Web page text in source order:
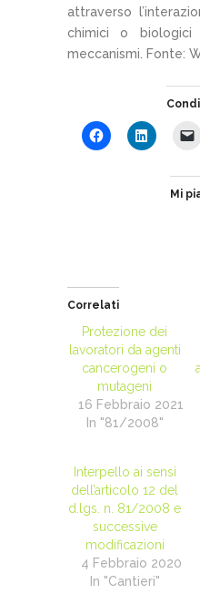
attraverso
chimici o
meccanismi. Fonte:
Mi
Correlati
Protezione dei
lavoratori da agenti
cancerogeni o
mutageni
16 Febbraio 2021
In "81/2008"
Interpello ai sensi
dell’articolo 12 del
d.lgs. n. 81/2008 e
successive
modificazioni
4 Febbraio 2020
In "Cantieri"